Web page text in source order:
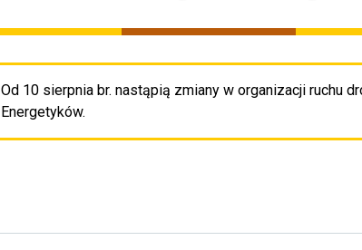
Od 10 sierpnia br. nastąpią zmiany w organizacji ruchu
Energetyków.